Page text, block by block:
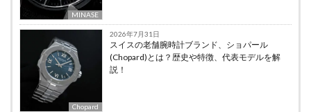
MINASE
Chopard
2026年7月31日
スイスの老舗腕時計ブランド、ショパール
(Chopard)とは？歴史や特徴、代表モデルを解
説！